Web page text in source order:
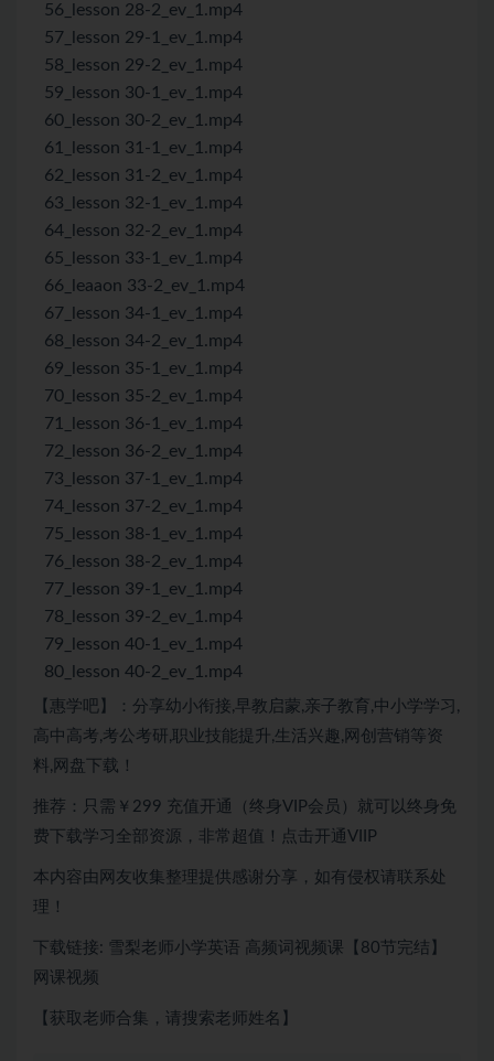
56_lesson 28-2_ev_1.mp4
57_lesson 29-1_ev_1.mp4
58_lesson 29-2_ev_1.mp4
59_lesson 30-1_ev_1.mp4
60_lesson 30-2_ev_1.mp4
61_lesson 31-1_ev_1.mp4
62_lesson 31-2_ev_1.mp4
63_lesson 32-1_ev_1.mp4
64_lesson 32-2_ev_1.mp4
65_lesson 33-1_ev_1.mp4
66_leaaon 33-2_ev_1.mp4
67_lesson 34-1_ev_1.mp4
68_lesson 34-2_ev_1.mp4
69_lesson 35-1_ev_1.mp4
70_lesson 35-2_ev_1.mp4
71_lesson 36-1_ev_1.mp4
72_lesson 36-2_ev_1.mp4
73_lesson 37-1_ev_1.mp4
74_lesson 37-2_ev_1.mp4
75_lesson 38-1_ev_1.mp4
76_lesson 38-2_ev_1.mp4
77_lesson 39-1_ev_1.mp4
78_lesson 39-2_ev_1.mp4
79_lesson 40-1_ev_1.mp4
80_lesson 40-2_ev_1.mp4
【惠学吧】：分享幼小衔接,早教启蒙,亲子教育,中小学学习,
高中高考,考公考研,职业技能提升,生活兴趣,网创营销等资
料,网盘下载！
推荐：只需￥299 充值开通（终身VIP会员）就可以终身免
费下载学习全部资源，非常超值！点击开通VIIP
本内容由网友收集整理提供感谢分享，如有侵权请联系处
理！
下载链接: 雪梨老师小学英语 高频词视频课【80节完结】
网课视频
【获取老师合集，请搜索老师姓名】